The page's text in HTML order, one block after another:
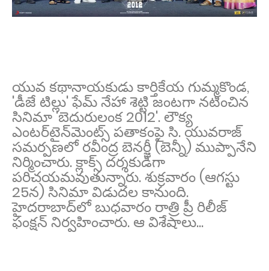
యువ కథానాయకుడు కార్తికేయ గుమ్మకొండ,
'డీజే టిల్లు' ఫేమ్ నేహా శెట్టి జంటగా నటించిన
సినిమా 'బెదురులంక 2012'. లౌక్య
ఎంట‌ర్‌టైన్‌మెంట్స్‌ పతాకంపై సి. యువరాజ్
సమర్పణలో రవీంద్ర బెనర్జీ (బెన్నీ) ముప్పానేని
నిర్మించారు. క్లాక్స్ దర్శకుడిగా
పరిచయమవుతున్నారు. శుక్రవారం (ఆగస్టు
25న) సినిమా విడుదల కానుంది.
హైదరాబాద్‌లో బుధవారం రాత్రి ప్రీ రిలీజ్
ఫంక్షన్ నిర్వహించారు. ఆ విశేషాలు...